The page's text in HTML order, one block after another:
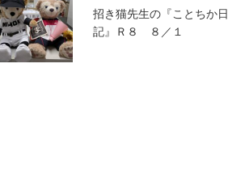
招き猫先生の『ことちか日
記』Ｒ８ ８／１